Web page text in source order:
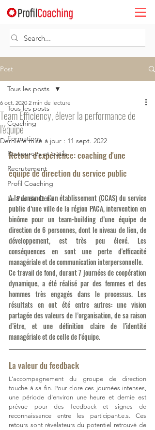
Post
Tous les posts
Coaching
Formations
Ressources et outils
Recrutement
Profil Coaching
Le Pas de Côté
Tous les posts
Team Efficiency, élever la performance de
l'équipe
6 oct. 2020 2 min de lecture
Dernière mise à jour : 11 sept. 2022
Retour d'expérience: coaching d'une
équipe de direction du service public
A la demande d’un établissement (CCAS) du service
public d’une ville de la région PACA, intervention en
binôme pour un team-building d’une équipe de
direction de 6 personnes, dont le niveau de lien, de
développement, est très peu élevé. Les
conséquences en sont une perte d'efficacité
managériale et de communication interpersonnelle.
Ce travail de fond, durant 7 journées de coopération
dynamique, a été réalisé par des femmes et des
hommes très engagés dans le processus. Les
résultats en ont été entre autres: une vision
partagée des valeurs de l’organisation, de sa raison
d’être, et une définition claire de l'identité
managériale et de celle de l'équipe.
La valeur du feedback
L’accompagnement du groupe de direction
touche à sa fin. Pour clore ces journées intenses,
une période d'environ une heure et demie est
prévue pour des feedback et signes de
reconnaissance entre les participant.e.s. Ces
retours sont révélateurs du potentiel retrouvé de